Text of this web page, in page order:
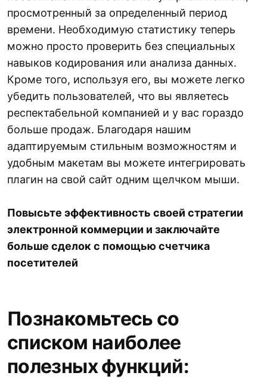
просмотренный за определенный период
времени. Необходимую статистику теперь
можно просто проверить без специальных
навыков кодирования или анализа данных.
Кроме того, используя его, вы можете легко
убедить пользователей, что вы являетесь
респектабельной компанией и у вас гораздо
больше продаж. Благодаря нашим
адаптируемым стильным возможностям и
удобным макетам вы можете интегрировать
плагин на свой сайт одним щелчком мыши.
Повысьте эффективность своей стратегии
электронной коммерции и заключайте
больше сделок с помощью счетчика
посетителей
Познакомьтесь со
списком наиболее
полезных функций: